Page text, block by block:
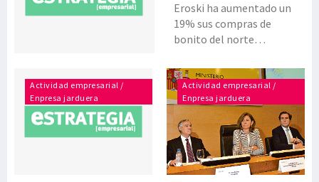
Eroski ha aumentado un
19% sus compras de
bonito del norte
vascos en la campaña 2016
finalizada recientemente y
a la que se dio inicio en
junio, superando las 365
toneladas y con compras
por valor superior a los 2,1
millones de euros. Durante
Actividad empresarial /
Enpresa jarduera
Actividad empresarial /
Enpresa jarduera